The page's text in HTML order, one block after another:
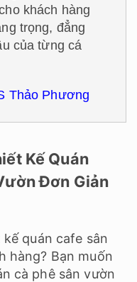
khách hàng
trọng, đẳng
của từng cá
Thảo Phương
Kế Quán
Đơn Giản
quán cafe sân
hàng? Bạn muốn
cà phê sân vườn